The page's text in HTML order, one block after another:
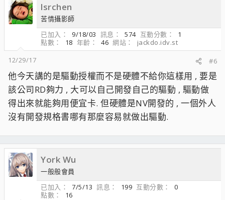
lsrchen
苦情攝影師
已加入
9/18/03 訊息 574 互動分數
1
點數
18 年齡 46 網站
jackdo.idv.st
12/29/17
#6
他今天講的是驅動授權而不是硬體不給你這樣用 , 要是
該公司RD夠力 , 大可以自己開發自己的驅動 , 驅動做
得出來就能夠用便宜卡. 但硬體是NV開發的 , 一個外人
沒有開發規格書哪有那麼容易就做出驅動.
York Wu
一般般會員
已加入
7/5/13 訊息 199 互動分數
0
點數
16